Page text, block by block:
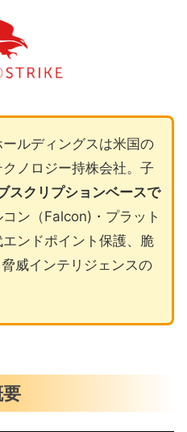
ルディングスは米国の
ノロジー持株会社。子
スクリプションベースで
ン（Falcon)・プラット
ンドポイント保護、脆
威インテリジェンスの